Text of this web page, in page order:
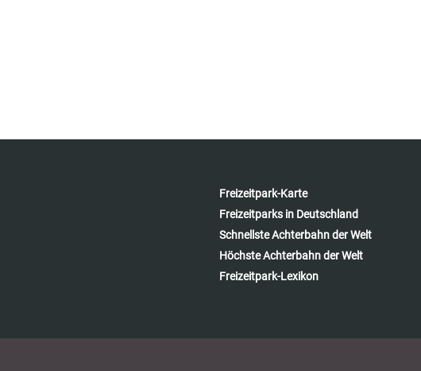
Freizeitpark-Karte
Freizeitparks in Deutschland
Schnellste Achterbahn der Welt
Höchste Achterbahn der Welt
Freizeitpark-Lexikon